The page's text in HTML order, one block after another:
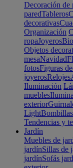
Decoración de
paredTableros
decorativas
Organización
ropaJoyeros
Objetos
mesaNavidad
fotosFiguras
joyerosRelojes
Iluminación
muebles
exterior
LightBombillas
Tendencias y
Jardín
Muebles de
jardínSillas de
jardínSofás